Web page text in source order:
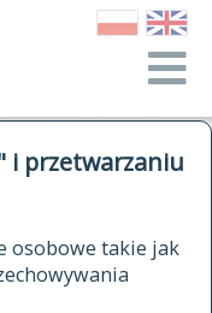
i przetwarzaniu
osobowe takie jak
SŁOWNIK